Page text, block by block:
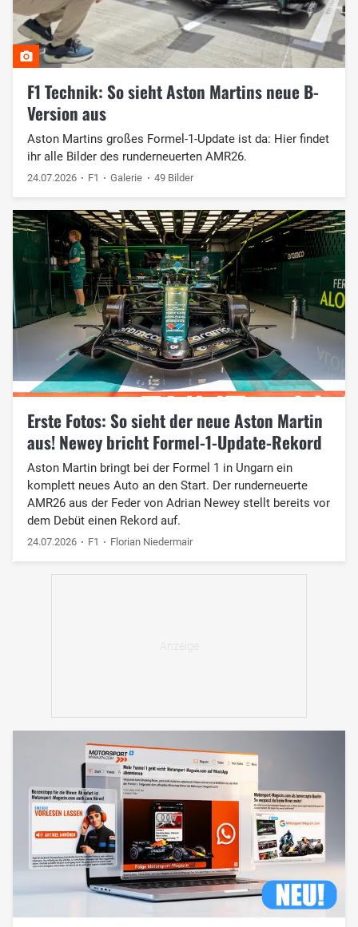
F1 Technik: So sieht Aston Martins neue B-
Version aus
Aston Martins großes Formel-1-Update ist da: Hier findet
ihr alle Bilder des runderneuerten AMR26.
24.07.2026 F1 Galerie 49 Bilder
Erste Fotos: So sieht der neue Aston Martin
aus! Newey bricht Formel-1-Update-Rekord
Aston Martin bringt bei der Formel 1 in Ungarn ein
komplett neues Auto an den Start. Der runderneuerte
AMR26 aus der Feder von Adrian Newey stellt bereits vor
dem Debüt einen Rekord auf.
24.07.2026 F1 Florian Niedermair